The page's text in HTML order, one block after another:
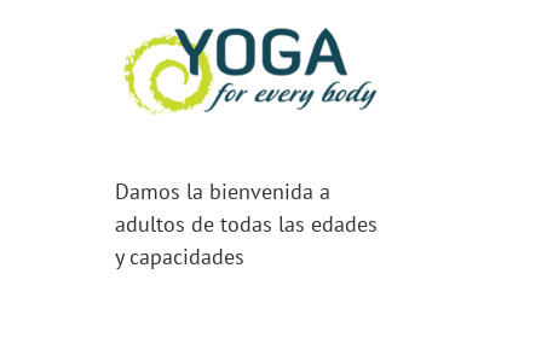
Damos la bienvenida a
adultos de todas las edades
y capacidades